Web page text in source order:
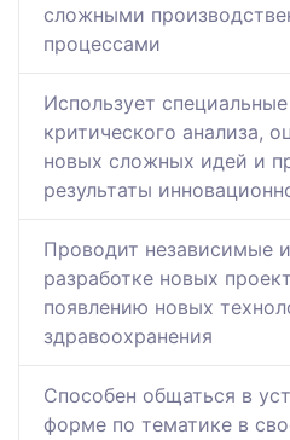
сложными
процессами
Использует
критического анализа,
новых сложных идей и
результаты
Проводит независимые
разработке новых
появлению новых
здравоохранения
Способен общаться в
форме по тематике в